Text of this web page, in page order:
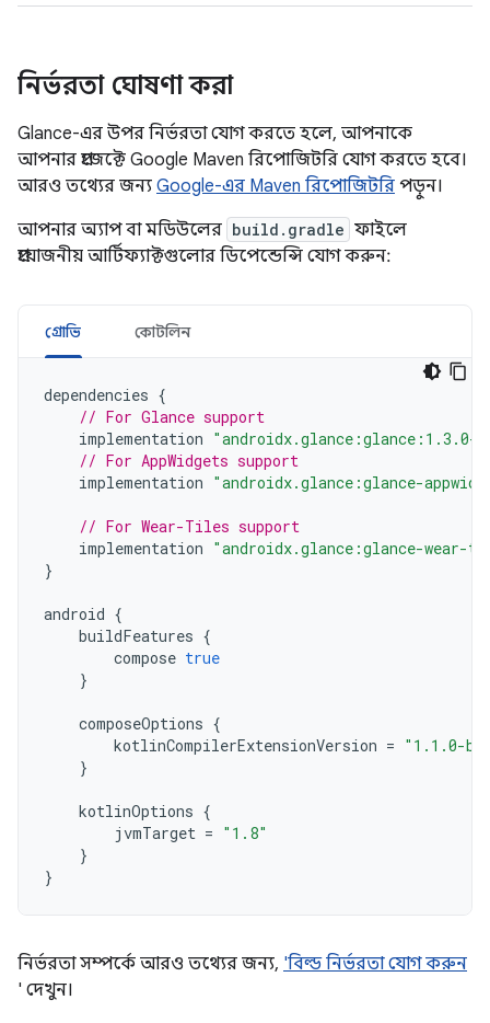
নির্ভরতা ঘোষণা করা
Glance-এর উপর নির্ভরতা যোগ করতে হলে, আপনাকে
আপনার প্রজেক্টে Google Maven রিপোজিটরি যোগ করতে হবে।
আরও তথ্যের জন্য Google-এর Maven রিপোজিটরি পড়ুন।
আপনার অ্যাপ বা মডিউলের build.gradle ফাইলে
প্রয়োজনীয় আর্টিফ্যাক্টগুলোর ডিপেন্ডেন্সি যোগ করুন:
গ্রোভি কোটলিন
dependencies {
// For Glance support
implementation "androidx.glance:glance:1.3.0-
// For AppWidgets support
implementation "androidx.glance:glance-
// For Wear-Tiles support
implementation "androidx.glance:glance-wear-
}
android {
buildFeatures {
compose true
}
composeOptions {
kotlinCompilerExtensionVersion = "1.1.0-
}
kotlinOptions {
jvmTarget = "1.8"
}
}
নির্ভরতা সম্পর্কে আরও তথ্যের জন্য, 'বিল্ড নির্ভরতা যোগ করুন
' দেখুন।